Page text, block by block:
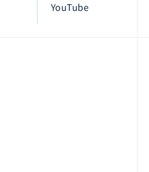
YouTube